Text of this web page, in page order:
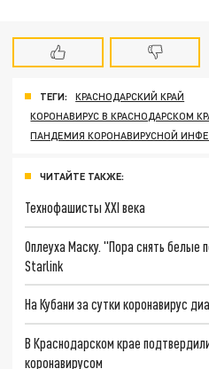
ТЕГИ:
КРАСНОДАРСКИЙ КРАЙ
КОРОНАВИРУС В КРАСНОДАРСКОМ
ПАНДЕМИЯ КОРОНАВИРУСНОЙ
ЧИТАЙТЕ ТАКЖЕ:
Технофашисты XXI века
Оплеуха Маску. "Пора снять белые
Starlink
На Кубани за сутки коронавирус
В Краснодарском крае
коронавирусом